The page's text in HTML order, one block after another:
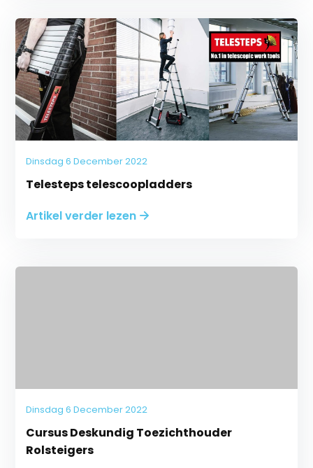
Dinsdag 6 December 2022
Telesteps telescoopladders
Artikel verder lezen
Dinsdag 6 December 2022
Cursus Deskundig Toezichthouder
Rolsteigers